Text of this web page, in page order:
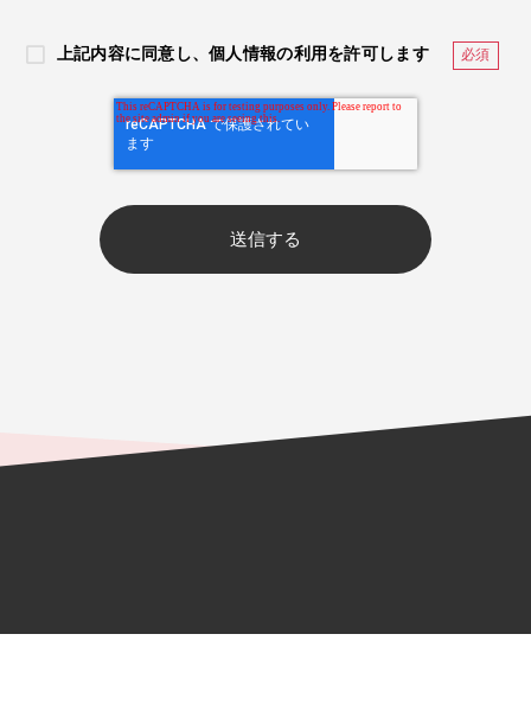
上記内容に同意し、個人情報の利用を許可します